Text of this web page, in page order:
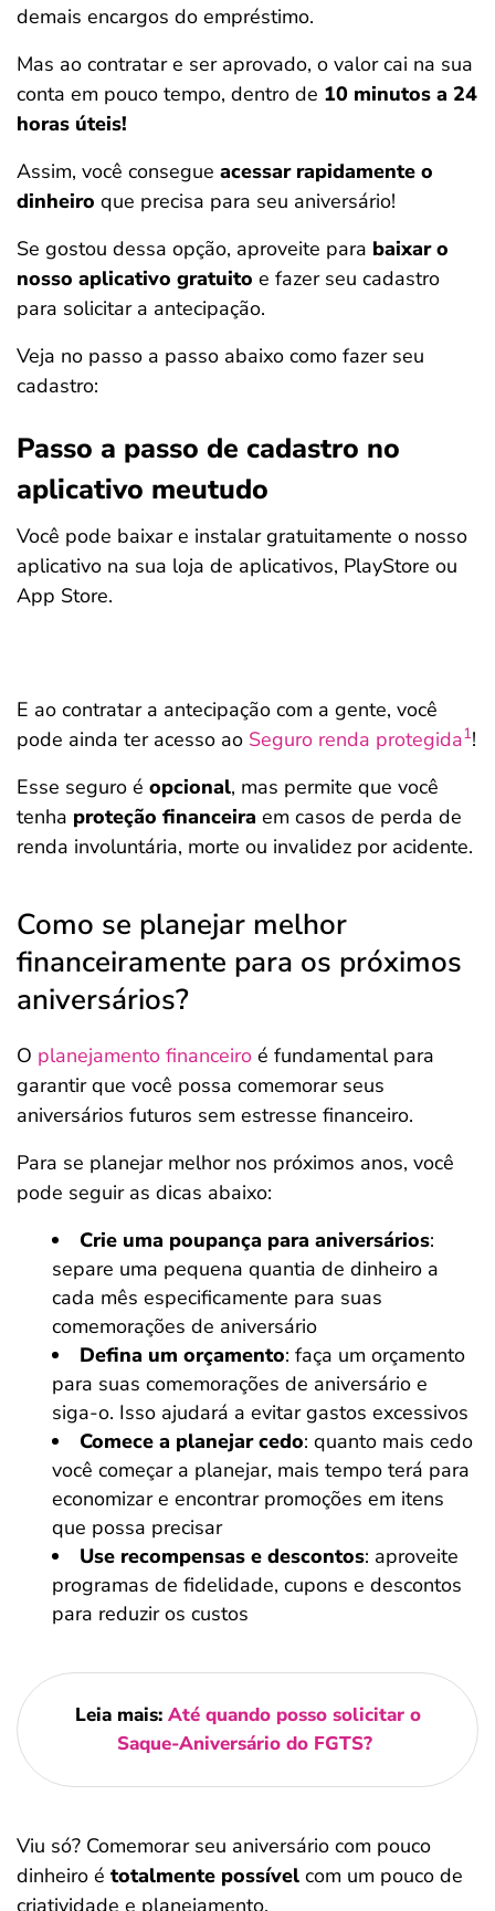
demais encargos do empréstimo.
Mas ao contratar e ser aprovado, o valor cai na sua
conta em pouco tempo, dentro de 10 minutos a 24
horas úteis!
Assim, você consegue acessar rapidamente o
dinheiro que precisa para seu aniversário!
Se gostou dessa opção, aproveite para baixar o
nosso aplicativo gratuito e fazer seu cadastro
para solicitar a antecipação.
Veja no passo a passo abaixo como fazer seu
cadastro:
Passo a passo de cadastro no
aplicativo meutudo
Você pode baixar e instalar gratuitamente o nosso
aplicativo na sua loja de aplicativos, PlayStore ou
App Store.
E ao contratar a antecipação com a gente, você
pode ainda ter acesso ao Seguro renda protegida1!
Esse seguro é opcional, mas permite que você
tenha proteção financeira em casos de perda de
renda involuntária, morte ou invalidez por acidente.
Como se planejar melhor
financeiramente para os próximos
aniversários?
O planejamento financeiro é fundamental para
garantir que você possa comemorar seus
aniversários futuros sem estresse financeiro.
Para se planejar melhor nos próximos anos, você
pode seguir as dicas abaixo:
Crie uma poupança para aniversários:
separe uma pequena quantia de dinheiro a
cada mês especificamente para suas
comemorações de aniversário
Defina um orçamento: faça um orçamento
para suas comemorações de aniversário e
siga-o. Isso ajudará a evitar gastos excessivos
Comece a planejar cedo: quanto mais cedo
você começar a planejar, mais tempo terá para
economizar e encontrar promoções em itens
que possa precisar
Use recompensas e descontos: aproveite
programas de fidelidade, cupons e descontos
para reduzir os custos
Leia mais: Até quando posso solicitar o
Saque-Aniversário do FGTS?
Viu só? Comemorar seu aniversário com pouco
dinheiro é totalmente possível com um pouco de
criatividade e planejamento.